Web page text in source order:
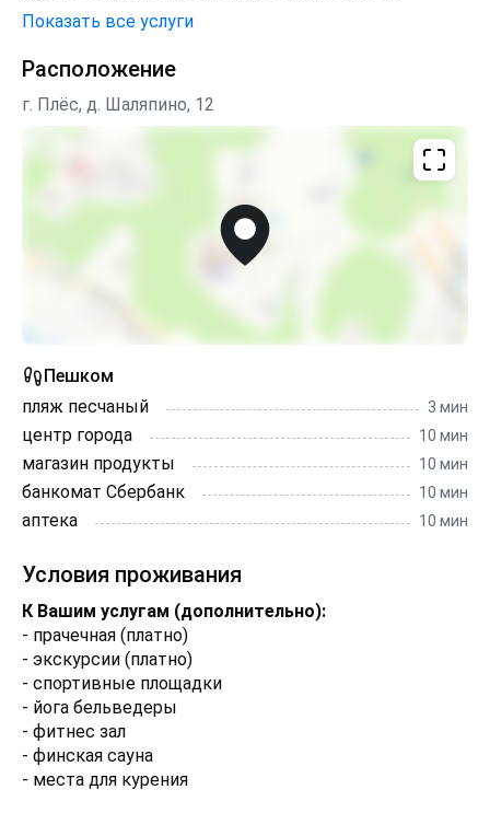
Показать все услуги
Расположение
г. Плёс, д. Шаляпино, 12
Пешком
пляж песчаный
3 мин
центр города 10 мин
магазин продукты 10 мин
банкомат Сбербанк 10 мин
аптека 10 мин
Условия проживания
К Вашим услугам (дополнительно):
- прачечная (платно)
- экскурсии (платно)
- спортивные площадки
- йога бельведеры
- фитнес зал
- финская сауна
- места для курения